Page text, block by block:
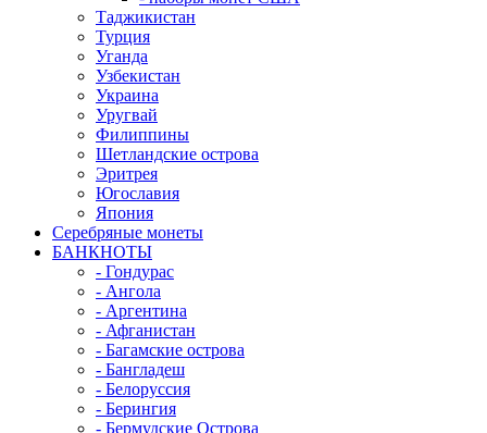
Таджикистан
Турция
Уганда
Узбекистан
Украина
Уругвай
Филиппины
Шетландские острова
Эритрея
Югославия
Япония
Серебряные монеты
БАНКНОТЫ
- Гондурас
- Ангола
- Аргентина
- Афганистан
- Багамские острова
- Бангладеш
- Белоруссия
- Берингия
- Бермудские Острова